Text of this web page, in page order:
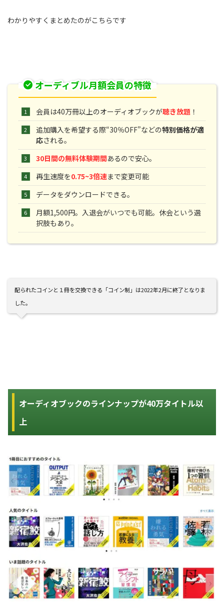
わかりやすくまとめたのがこちらです
オーディブル月額会員の特徴
会員は40万冊以上のオーディオブックが聴き放題 ！
追加購入を希望する際“30％OFF”などの特別価格が適
応される。
30日間の無料体験期間あるので安心。
再生速度を0.75~3倍速まで変更可能
データをダウンロードできる。
月額1,500円。入退会がいつでも可能。休会という選
択肢もあり。
配られたコインと１冊を交換できる「コイン制」は2022年2月に終了となりま
した。
オーディオブックのラインナップが40万タイトル以
上